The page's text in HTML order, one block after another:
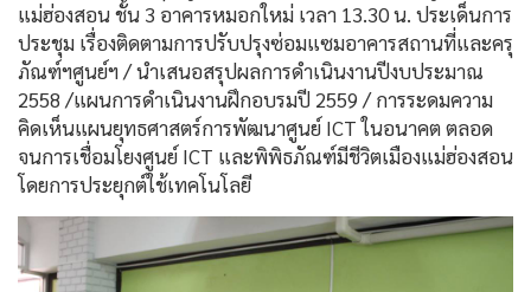
แม่ฮ่องสอน ชั้น 3 อาคารหมอกใหม่ เวลา 13.30 น. ประเด็นการ
ประชุม เรื่องติดตามการปรับปรุงซ่อมแซมอาคารสถานที่และครุ
ภัณฑ์ฯศูนย์ฯ / นำเสนอสรุปผลการดำเนินงานปีงบประมาณ
2558 /แผนการดำเนินงานฝึกอบรมปี 2559 / การระดมความ
คิดเห็นแผนยุทธศาสตร์การพัฒนาศูนย์ ICT ในอนาคต ตลอด
จนการเชื่อมโยงศูนย์ ICT และพิพิธภัณฑ์มีชีวิตเมืองแม่ฮ่องสอน
โดยการประยุกต์ใช้เทคโนโลยี